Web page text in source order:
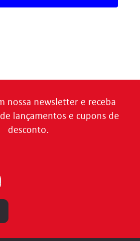
nossa newsletter e receba
lançamentos e cupons de
desconto.